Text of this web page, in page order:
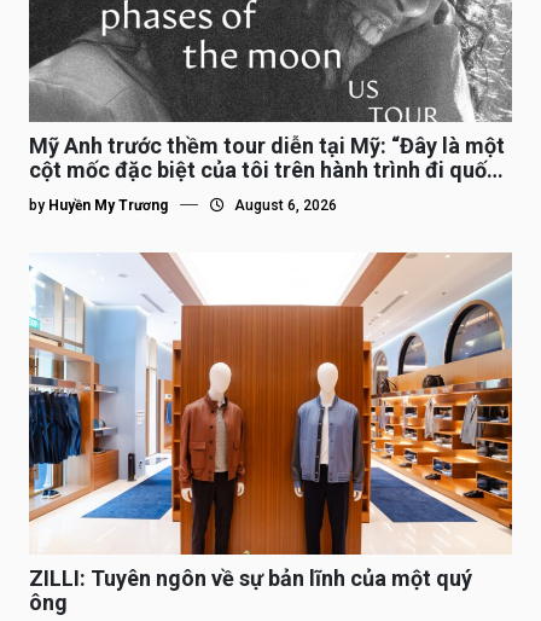
Mỹ Anh trước thềm tour diễn tại Mỹ: “Đây là một
cột mốc đặc biệt của tôi trên hành trình đi quốc
tế”
by Huyền My Trương August 6, 2026
ZILLI: Tuyên ngôn về sự bản lĩnh của một quý
ông